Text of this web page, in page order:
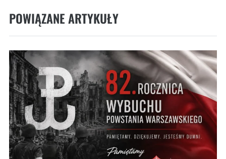
POWIĄZANE ARTYKUŁY